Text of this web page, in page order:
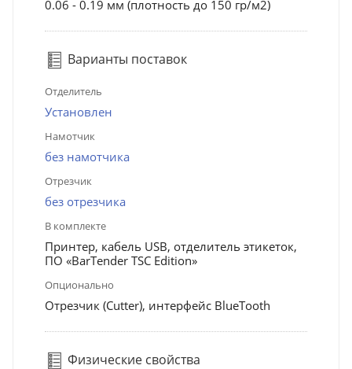
0.06 - 0.19 мм (плотность до 150 гр/м2)
Варианты поставок
Отделитель
Установлен
Намотчик
без намотчика
Отрезчик
без отрезчика
В комплекте
Принтер, кабель USB, отделитель этикеток,
ПО «BarTender TSC Edition»
Опционально
Отрезчик (Cutter), интерфейс BlueTooth
Физические свойства